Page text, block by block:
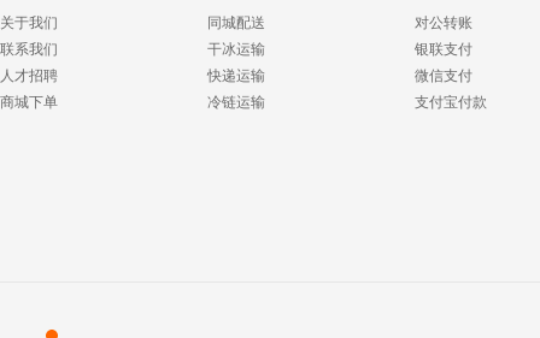
关于我们
联系我们
人才招聘
商城下单
同城配送
干冰运输
快递运输
冷链运输
对公转账
银联支付
微信支付
支付宝付款